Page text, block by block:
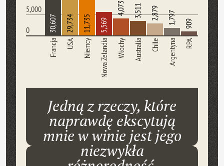
5,000
0
Francja USA Niemcy Nowa Zelandia Włochy Australia Chile Argentyna RPA
30,607 29,734 11,735 5,569
4,073 3,511 2,879 1,797 909
Jedną z rzeczy, które
naprawdę ekscytują
mnie w winie jest jego
niezwykła